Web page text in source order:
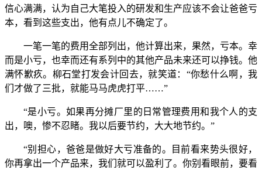
信心满满，认为自己大笔投入的研发和生产应该不会让爸爸亏
本，看到这些支出，他有点儿不确定了。
一笔一笔的费用全部列出，他计算出来，果然，亏本。幸
而是小亏，也幸而还有系列中的其他产品未来还可以挣钱。他
满怀歉疚。柳石堂打发会计回去，就笑道：“你愁什么啊，我
们才做了三批，就能马马虎虎打平……”
“是小亏。如果再分摊厂里的日常管理费用和我个人的支
出，噢，惨不忍睹。我以后要节约，大大地节约。”
“别担心，爸爸是做好大亏准备的。目前看来势头很好，
你再拿出一个产品来，我们就可以盈利了。你别看眼前，要看